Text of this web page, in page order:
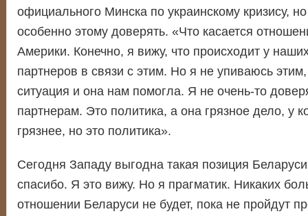
официального Минска по украинскому кризису,
особенно этому доверять. «Что касается
Америки. Конечно, я вижу, что происходит у
партнеров в связи с этим. Но я не упиваюсь
ситуация и она нам помогла. Я не очень-то
партнерам. Это политика, а она грязное дело, у
грязнее, но это политика».
Сегодня Западу выгодна такая позиция
спасибо. Я это вижу. Но я прагматик. Никаких
отношении Беларуси не будет, пока не пройдут